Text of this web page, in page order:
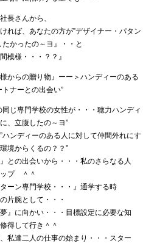
長さんから、
れば、あなたの方が”デザイナー・パタン
たかったの～ヨ』・・と
模様・・・？？』
からの贈り物』ーー＞ハンディーのある
ナーとの出会い”
同じ専門学校の女性が・・・聴力ハンディ
、立腹したの～ヨ”
ハンディーのある人に対して仲間外れにす
境からくるの？？”
との出会いから・・・私のさらなる人
プ ＾＾
ーン専門学校・・・』通学する時
片腕として・・・
』に向かい・・・目標設定に必要な知
得して行き＾＾
私達二人の仕事の始まり・・・スター